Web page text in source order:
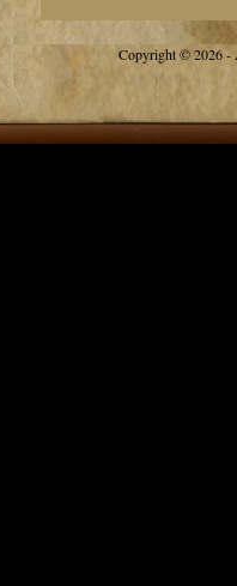
Copyright © 2026 -